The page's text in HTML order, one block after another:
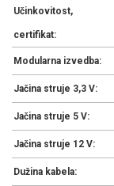
Učinkovitost,
certifikat:
Modularna izvedba:
Jačina struje 3,3 V:
Jačina struje 5 V:
Jačina struje 12 V:
Dužina kabela: